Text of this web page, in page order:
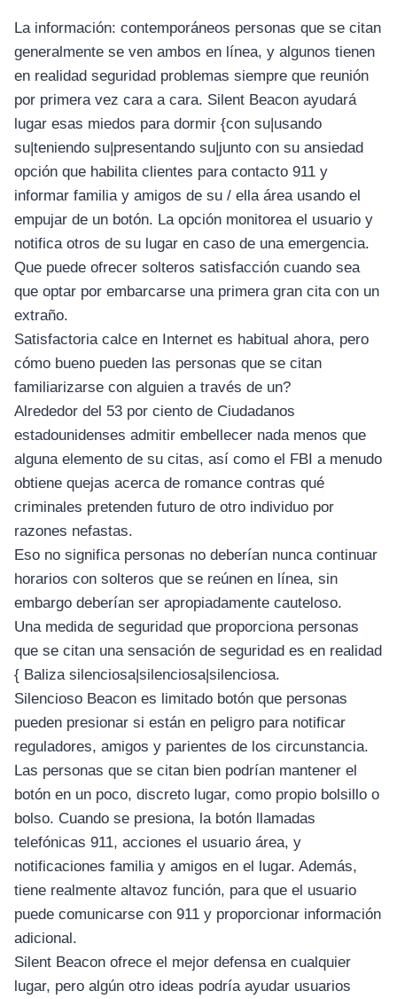
La información: contemporáneos personas que se citan
generalmente se ven ambos en línea, y algunos tienen
en realidad seguridad problemas siempre que reunión
por primera vez cara a cara. Silent Beacon ayudará
lugar esas miedos para dormir {con su|usando
su|teniendo su|presentando su|junto con su ansiedad
opción que habilita clientes para contacto 911 y
informar familia y amigos de su / ella área usando el
empujar de un botón. La opción monitorea el usuario y
notifica otros de su lugar en caso de una emergencia.
Que puede ofrecer solteros satisfacción cuando sea
que optar por embarcarse una primera gran cita con un
extraño.
Satisfactoria calce en Internet es habitual ahora, pero
cómo bueno pueden las personas que se citan
familiarizarse con alguien a través de un?
Alrededor del 53 por ciento de Ciudadanos
estadounidenses admitir embellecer nada menos que
alguna elemento de su citas, así como el FBI a menudo
obtiene quejas acerca de romance contras qué
criminales pretenden futuro de otro individuo por
razones nefastas.
Eso no significa personas no deberían nunca continuar
horarios con solteros que se reúnen en línea, sin
embargo deberían ser apropiadamente cauteloso.
Una medida de seguridad que proporciona personas
que se citan una sensación de seguridad es en realidad
{ Baliza silenciosa|silenciosa|silenciosa.
Silencioso Beacon es limitado botón que personas
pueden presionar si están en peligro para notificar
reguladores, amigos y parientes de los circunstancia.
Las personas que se citan bien podrían mantener el
botón en un poco, discreto lugar, como propio bolsillo o
bolso. Cuando se presiona, la botón llamadas
telefónicas 911, acciones el usuario área, y
notificaciones familia y amigos en el lugar. Además,
tiene realmente altavoz función, para que el usuario
puede comunicarse con 911 y proporcionar información
adicional.
Silent Beacon ofrece el mejor defensa en cualquier
lugar, pero algún otro ideas podría ayudar usuarios